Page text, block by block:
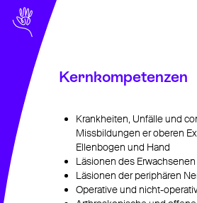
Kernkompetenzen
Krankheiten, Unfälle und
Missbildungen er oberen
Ellenbogen und Hand
Läsionen des
Läsionen der periphären
Operative und nicht-